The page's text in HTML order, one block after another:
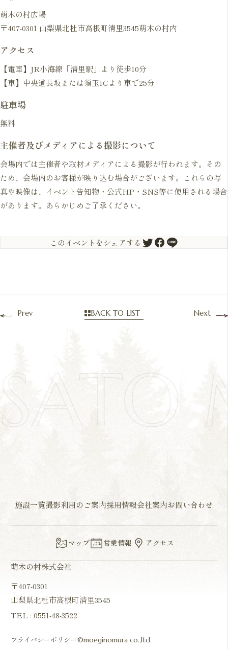
萌木の村広場
〒407-0301 山梨県北杜市高根町清里3545萌木の村内
アクセス
【電車】JR小海線「清里駅」より徒歩10分
【車】中央道長坂または須玉ICより車で25分
駐車場
無料
主催者及びメディアによる撮影について
会場内では主催者や取材メディアによる撮影が行われます。その
ため、会場内のお客様が映り込む場合がございます。これらの写
真や映像は、イベント告知物・公式HP・SNS等に使用される場合
があります。あらかじめご了承ください。
このイベントをシェアする
Prev Next
BACK TO LIST
施設一覧撮影利用のご案内採用情報会社案内お問い合わせ
マップ 営業情報 アクセス
萌木の村株式会社
〒407-0301
山梨県北杜市高根町清里3545
TEL : 0551-48-3522
プライバシーポリシー©moeginomura co.,ltd.